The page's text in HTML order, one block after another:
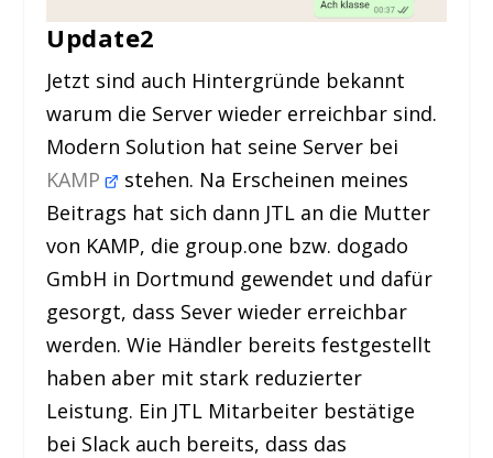
Update2
Jetzt sind auch Hintergründe bekannt
warum die Server wieder erreichbar sind.
Modern Solution hat seine Server bei
KAMP
stehen. Na Erscheinen meines
Beitrags hat sich dann JTL an die Mutter
von KAMP, die group.one bzw. dogado
GmbH in Dortmund gewendet und dafür
gesorgt, dass Sever wieder erreichbar
werden. Wie Händler bereits festgestellt
haben aber mit stark reduzierter
Leistung. Ein JTL Mitarbeiter bestätige
bei Slack auch bereits, dass das